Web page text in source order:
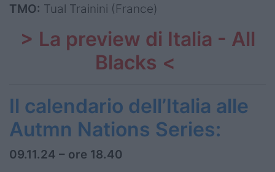
TMO: Tual Trainini (France)
> La preview di Italia - All
Blacks <
Il calendario dell’Italia alle
Autmn Nations Series:
09.11.24 – ore 18.40